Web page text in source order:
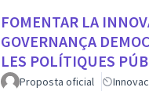
FOMENTAR LA
GOVERNANÇA
LES POLÍTIQUES
TRANSFORMACIÓ
Proposta oficial